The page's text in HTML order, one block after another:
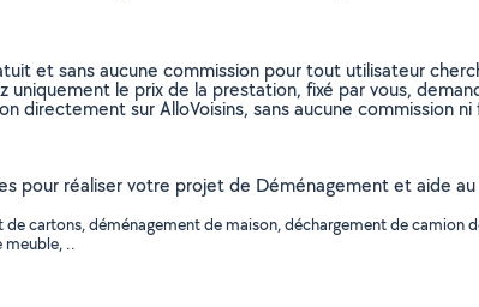
et sans aucune commission pour tout utilisateur
le prix de la prestation, fixé par vous,
directement sur AlloVoisins, sans aucune commission ni
pour réaliser votre projet de Déménagement et aide
cartons, déménagement de maison, déchargement de
meuble, ..